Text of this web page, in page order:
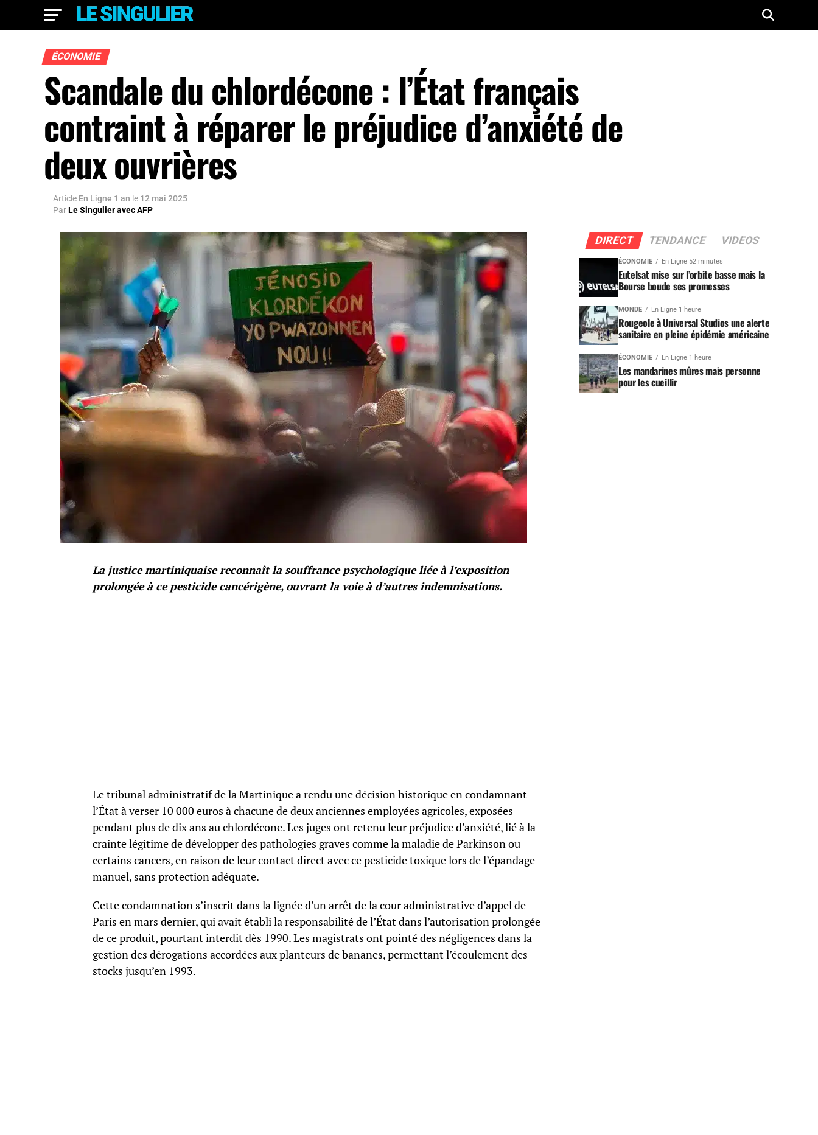
ÉCONOMIE
Scandale du chlordécone : l’État français
contraint à réparer le préjudice d’anxiété de
deux ouvrières
Article En Ligne 1 an le 12 mai 2025
ParLe Singulier avec AFP
La justice martiniquaise reconnaît la souffrance psychologique liée à l’exposition
prolongée à ce pesticide cancérigène, ouvrant la voie à d’autres indemnisations.
Le tribunal administratif de la Martinique a rendu une décision historique en condamnant
l’État à verser 10 000 euros à chacune de deux anciennes employées agricoles, exposées
pendant plus de dix ans au chlordécone. Les juges ont retenu leur préjudice d’anxiété, lié à la
crainte légitime de développer des pathologies graves comme la maladie de Parkinson ou
certains cancers, en raison de leur contact direct avec ce pesticide toxique lors de l’épandage
manuel, sans protection adéquate.
Cette condamnation s’inscrit dans la lignée d’un arrêt de la cour administrative d’appel de
Paris en mars dernier, qui avait établi la responsabilité de l’État dans l’autorisation prolongée
de ce produit, pourtant interdit dès 1990. Les magistrats ont pointé des négligences dans la
gestion des dérogations accordées aux planteurs de bananes, permettant l’écoulement des
stocks jusqu’en 1993.
DIRECT TENDANCE VIDEOS
ÉCONOMIE En Ligne 52 minutes
Eutelsat mise sur l’orbite basse mais la
Bourse boude ses promesses
MONDE En Ligne 1 heure
Rougeole à Universal Studios une alerte
sanitaire en pleine épidémie américaine
ÉCONOMIE En Ligne 1 heure
Les mandarines mûres mais personne
pour les cueillir